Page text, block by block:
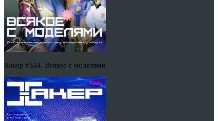
Хакер #324. Всякое с моделями